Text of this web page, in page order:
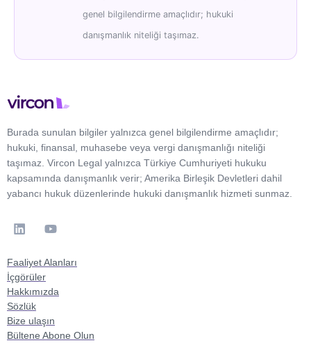
genel bilgilendirme amaçlıdır; hukuki
danışmanlık niteliği taşımaz.
Burada sunulan bilgiler yalnızca genel bilgilendirme amaçlıdır;
hukuki, finansal, muhasebe veya vergi danışmanlığı niteliği
taşımaz. Vircon Legal yalnızca Türkiye Cumhuriyeti hukuku
kapsamında danışmanlık verir; Amerika Birleşik Devletleri dahil
yabancı hukuk düzenlerinde hukuki danışmanlık hizmeti sunmaz.
Faaliyet Alanları
İçgörüler
Hakkımızda
Sözlük
Bize ulaşın
Bültene Abone Olun